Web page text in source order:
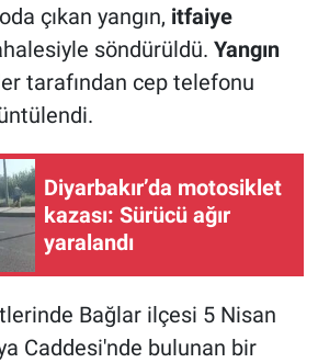
çıkan yangın, itfaiye
söndürüldü. Yangın
tarafından cep telefonu
Diyarbakır’da motosiklet
kazası: Sürücü ağır
yaralandı
Bağlar ilçesi 5 Nisan
Caddesi'nde bulunan bir